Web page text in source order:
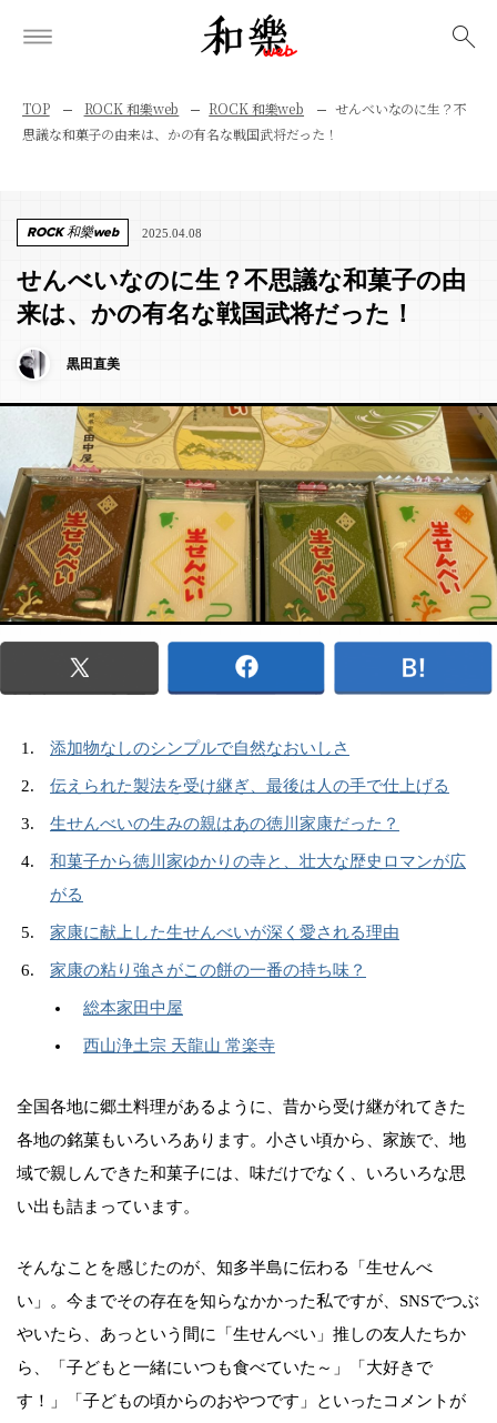
TOP ROCK 和樂web ROCK 和樂web
せんべいなのに生？不
思議な和菓子の由来は、かの有名な戦国武将だった！
ROCK 和樂web 2025.04.08
せんべいなのに生？不思議な和菓子の由
来は、かの有名な戦国武将だった！
黒田直美
添加物なしのシンプルで自然なおいしさ
伝えられた製法を受け継ぎ、最後は人の手で仕上げる
生せんべいの生みの親はあの徳川家康だった？
和菓子から徳川家ゆかりの寺と、壮大な歴史ロマンが広
がる
家康に献上した生せんべいが深く愛される理由
家康の粘り強さがこの餅の一番の持ち味？
総本家田中屋
西山浄土宗 天龍山 常楽寺
全国各地に郷土料理があるように、昔から受け継がれてきた
各地の銘菓もいろいろあります。小さい頃から、家族で、地
域で親しんできた和菓子には、味だけでなく、いろいろな思
い出も詰まっています。
そんなことを感じたのが、知多半島に伝わる「生せんべ
い」。今までその存在を知らなかかった私ですが、SNSでつぶ
やいたら、あっという間に「生せんべい」推しの友人たちか
ら、「子どもと一緒にいつも食べていた～」「大好きで
す！」「子どもの頃からのおやつです」といったコメントが